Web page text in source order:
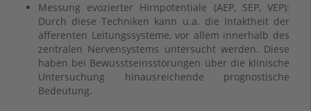
Messung evozierter Hirnpotentiale (AEP, SEP, VEP):
Durch diese Techniken kann u.a. die Intaktheit der
afferenten Leitungssysteme, vor allem innerhalb des
zentralen Nervensystems untersucht werden. Diese
haben bei Bewusstseinsstörungen über die klinische
Untersuchung hinausreichende prognostische
Bedeutung.